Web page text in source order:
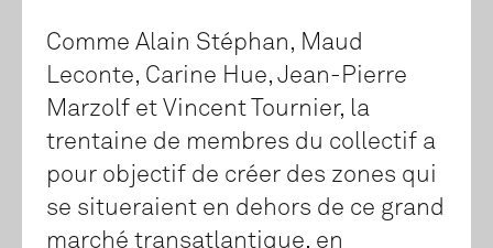
Comme Alain Stéphan, Maud
Leconte, Carine Hue, Jean-Pierre
Marzolf et Vincent Tournier, la
trentaine de membres du collectif a
pour objectif de créer des zones qui
se situeraient en dehors de ce grand
marché transatlantique, en